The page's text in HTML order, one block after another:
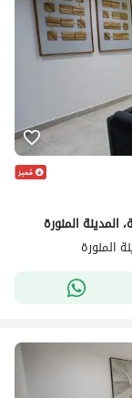
المنورة
المنورة